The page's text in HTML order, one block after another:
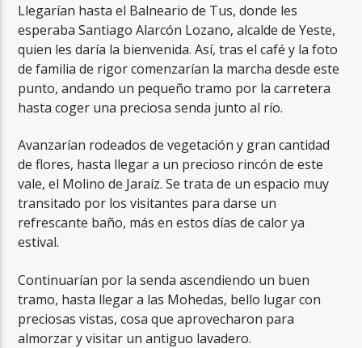
Llegarían hasta el Balneario de Tus, donde les
esperaba Santiago Alarcón Lozano, alcalde de Yeste,
quien les daría la bienvenida. Así, tras el café y la foto
de familia de rigor comenzarían la marcha desde este
punto, andando un pequeño tramo por la carretera
hasta coger una preciosa senda junto al río.
Avanzarían rodeados de vegetación y gran cantidad
de flores, hasta llegar a un precioso rincón de este
vale, el Molino de Jaraíz. Se trata de un espacio muy
transitado por los visitantes para darse un
refrescante baño, más en estos días de calor ya
estival.
Continuarían por la senda ascendiendo un buen
tramo, hasta llegar a las Mohedas, bello lugar con
preciosas vistas, cosa que aprovecharon para
almorzar y visitar un antiguo lavadero.